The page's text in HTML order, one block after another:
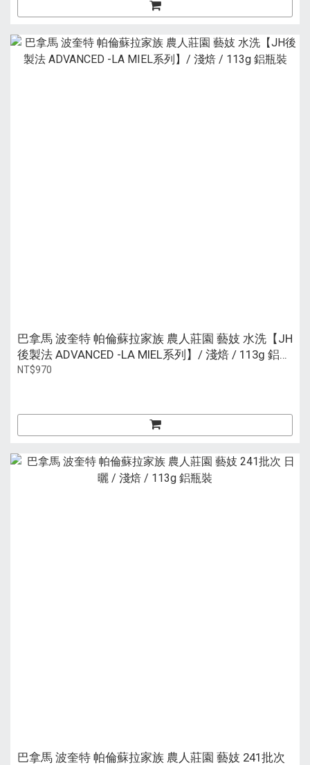
巴拿馬 波奎特 帕倫蘇拉家族 農人莊園 藝妓 水洗【JH
後製法 ADVANCED -LA MIEL系列】/ 淺焙 / 113g 鋁瓶
裝
NT$970
巴拿馬 波奎特 帕倫蘇拉家族 農人莊園 藝妓 241批次